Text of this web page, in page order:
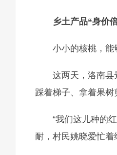
乡土产品“身价
小小的核桃，能
这两天，洛南
踩着梯子、拿着果
“我们这儿种的
耐，村民姚晓爱忙着